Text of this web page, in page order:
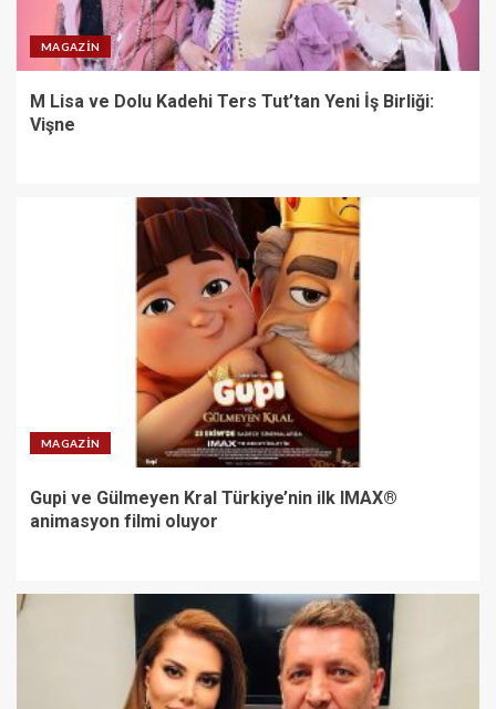
MAGAZIN
M Lisa ve Dolu Kadehi Ters Tut’tan Yeni İş Birliği:
Vişne
MAGAZIN
Gupi ve Gülmeyen Kral Türkiye’nin ilk IMAX®
animasyon filmi oluyor